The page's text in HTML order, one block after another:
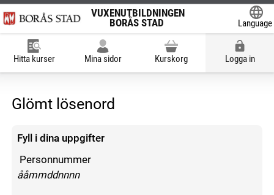
VUXENUTBILDNINGEN
BORÅS STAD
Language
Hitta kurser Mina sidor Kurskorg Logga in
Glömt lösenord
Fyll i dina uppgifter
Personnummer
enligt följande mönster:
ååmmddnnnn